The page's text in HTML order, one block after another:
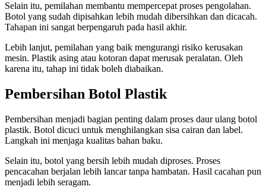
Selain itu, pemilahan membantu mempercepat proses pengolahan.
Botol yang sudah dipisahkan lebih mudah dibersihkan dan dicacah.
Tahapan ini sangat berpengaruh pada hasil akhir.
Lebih lanjut, pemilahan yang baik mengurangi risiko kerusakan
mesin. Plastik asing atau kotoran dapat merusak peralatan. Oleh
karena itu, tahap ini tidak boleh diabaikan.
Pembersihan Botol Plastik
Pembersihan menjadi bagian penting dalam proses daur ulang botol
plastik. Botol dicuci untuk menghilangkan sisa cairan dan label.
Langkah ini menjaga kualitas bahan baku.
Selain itu, botol yang bersih lebih mudah diproses. Proses
pencacahan berjalan lebih lancar tanpa hambatan. Hasil cacahan pun
menjadi lebih seragam.